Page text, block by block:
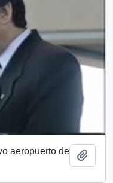
aeropuerto de